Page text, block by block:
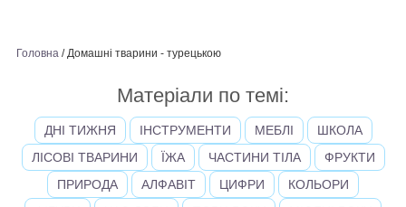
Головна / Домашні тварини - турецькою
Матеріали по темі:
ДНІ ТИЖНЯ ІНСТРУМЕНТИ МЕБЛІ
ШКОЛА
ЛІСОВІ ТВАРИНИ
ЇЖА ЧАСТИНИ ТІЛА
ФРУКТИ
ПРИРОДА
АЛФАВІТ ЦИФРИ
КОЛЬОРИ